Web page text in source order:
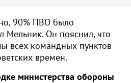
90% ПВО было
Мельник. Он пояснил, что
всех командных пунктов
времен.
министерства обороны